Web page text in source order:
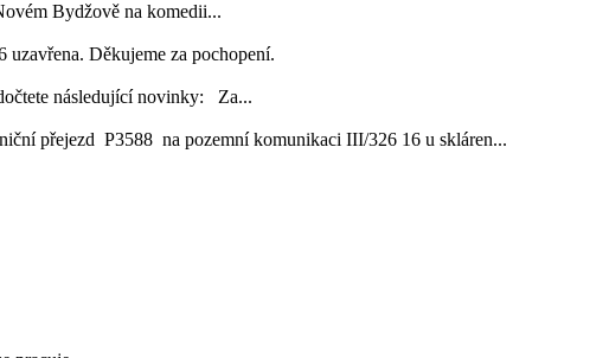
Bydžově na komedii...
Děkujeme za pochopení.
následující novinky: Za...
přejezd P3588 na pozemní komunikaci III/326 16 u skláren...